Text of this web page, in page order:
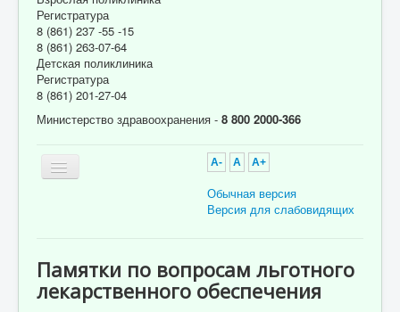
Регистратура
8 (861) 237 -55 -15
8 (861) 263-07-64
Детская поликлиника
Регистратура
8 (861) 201-27-04
Министерство здравоохранения - 8 800 2000-366
A- A A+
Обычная версия
Версия для слабовидящих
Об учреждении
Памятки по вопросам льготного
лекарственного обеспечения